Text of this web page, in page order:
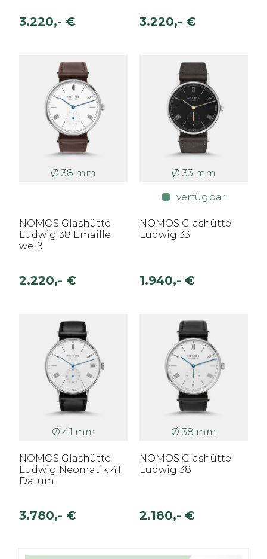
3.220,- € 3.220,- €
Ø 38 mm
NOMOS Glashütte
Ludwig 38 Emaille
weiß
2.220,- €
Ø 33 mm
verfügbar
NOMOS Glashütte
Ludwig 33
1.940,- €
Ø 41 mm
NOMOS Glashütte
Ludwig Neomatik 41
Datum
3.780,- €
Ø 38 mm
NOMOS Glashütte
Ludwig 38
2.180,- €